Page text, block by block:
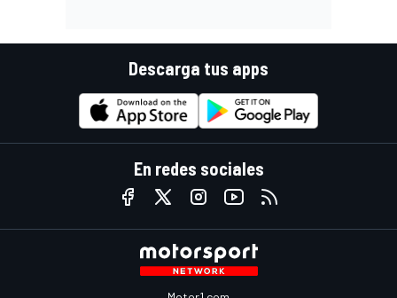
Descarga tus apps
En redes sociales